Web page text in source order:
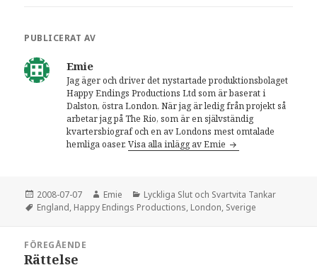
PUBLICERAT AV
Emie
Jag äger och driver det nystartade produktionsbolaget
Happy Endings Productions Ltd som är baserat i
Dalston, östra London. När jag är ledig från projekt så
arbetar jag på The Rio, som är en självständig
kvartersbiograf och en av Londons mest omtalade
hemliga oaser.Visa alla inlägg av Emie
Postat
2008-07-07 Författare
Emie Kategorier
Lyckliga Slut och Svartvita Tankar
Taggar
England, Happy Endings Productions, London, Sverige
FÖREGÅENDE
Föregående
Rättelse